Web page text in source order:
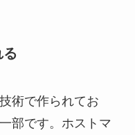
術で作られてお
部です。ホストマ